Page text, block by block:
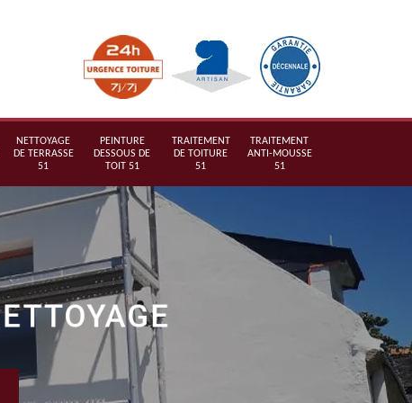
NETTOYAGE
DE TERRASSE
51
PEINTURE
DESSOUS DE
TOIT 51
TRAITEMENT
DE TOITURE
51
TRAITEMENT
ANTI-MOUSSE
51